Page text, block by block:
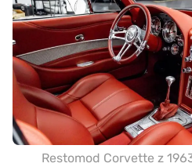
Restomod Corvette z